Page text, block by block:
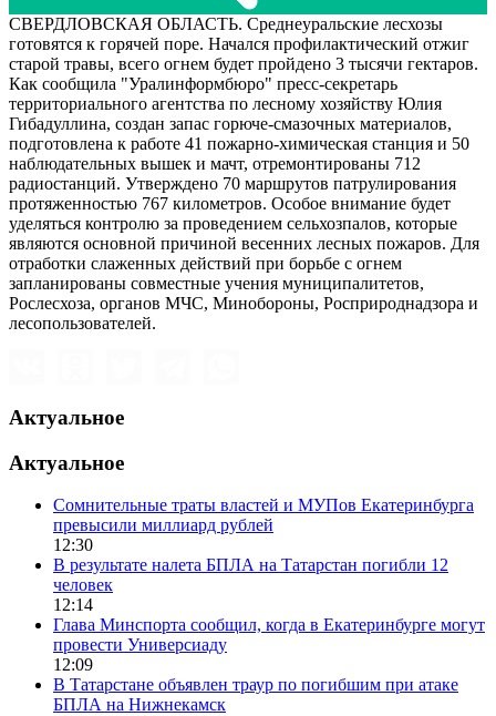
СВЕРДЛОВСКАЯ ОБЛАСТЬ. Среднеуральские лесхозы
готовятся к горячей поре. Начался профилактический отжиг
старой травы, всего огнем будет пройдено 3 тысячи гектаров.
Как сообщила "Уралинформбюро" пресс-секретарь
территориального агентства по лесному хозяйству Юлия
Гибадуллина, создан запас горюче-смазочных материалов,
подготовлена к работе 41 пожарно-химическая станция и 50
наблюдательных вышек и мачт, отремонтированы 712
радиостанций. Утверждено 70 маршрутов патрулирования
протяженностью 767 километров. Особое внимание будет
уделяться контролю за проведением сельхозпалов, которые
являются основной причиной весенних лесных пожаров. Для
отработки слаженных действий при борьбе с огнем
запланированы совместные учения муниципалитетов,
Рослесхоза, органов МЧС, Минобороны, Росприроднадзора и
лесопользователей.
Актуальное
Актуальное
Сомнительные траты властей и МУПов Екатеринбурга
превысили миллиард рублей
12:30
В результате налета БПЛА на Татарстан погибли 12
человек
12:14
Глава Минспорта сообщил, когда в Екатеринбурге могут
провести Универсиаду
12:09
В Татарстане объявлен траур по погибшим при атаке
БПЛА на Нижнекамск